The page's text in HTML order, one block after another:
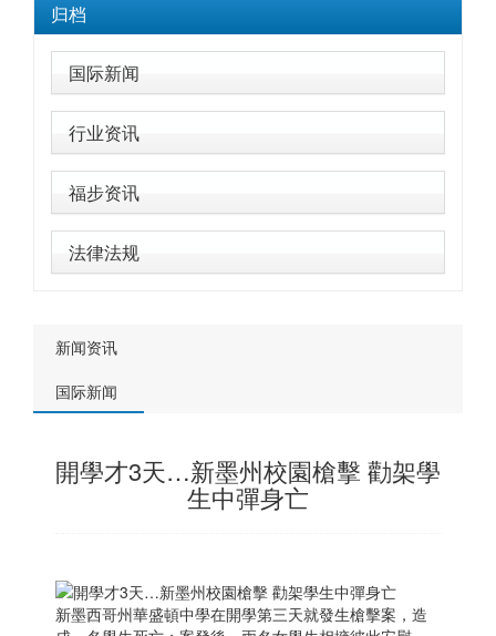
归档
国际新闻
行业资讯
福步资讯
法律法规
新闻资讯
国际新闻
開學才3天…新墨州校園槍擊 勸架學
生中彈身亡
新墨西哥州華盛頓中學在開學第三天就發生槍擊案，造